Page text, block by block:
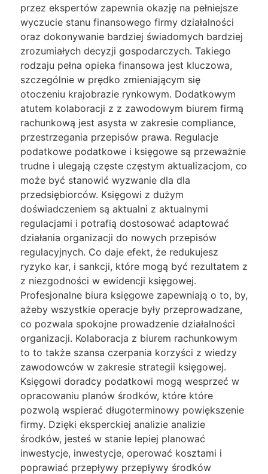
przez ekspertów zapewnia okazję na pełniejsze
wyczucie stanu finansowego firmy działalności
oraz dokonywanie bardziej świadomych bardziej
zrozumiałych decyzji gospodarczych. Takiego
rodzaju pełna opieka finansowa jest kluczowa,
szczególnie w prędko zmieniającym się
otoczeniu krajobrazie rynkowym. Dodatkowym
atutem kolaboracji z z zawodowym biurem firmą
rachunkową jest asysta w zakresie compliance,
przestrzegania przepisów prawa. Regulacje
podatkowe podatkowe i księgowe są przeważnie
trudne i ulegają częste częstym aktualizacjom, co
może być stanowić wyzwanie dla dla
przedsiębiorców. Księgowi z dużym
doświadczeniem są aktualni z aktualnymi
regulacjami i potrafią dostosować adaptować
działania organizacji do nowych przepisów
regulacyjnych. Co daje efekt, że redukujesz
ryzyko kar, i sankcji, które mogą być rezultatem z
z niezgodności w ewidencji księgowej.
Profesjonalne biura księgowe zapewniają o to, by,
ażeby wszystkie operacje były przeprowadzane,
co pozwala spokojne prowadzenie działalności
organizacji. Kolaboracja z biurem rachunkowym
to to także szansa czerpania korzyści z wiedzy
zawodowców w zakresie strategii księgowej.
Księgowi doradcy podatkowi mogą wesprzeć w
opracowaniu planów środków, które które
pozwolą wspierać długoterminowy powiększenie
firmy. Dzięki eksperckiej analizie analizie
środków, jesteś w stanie lepiej planować
inwestycje, inwestycje, operować kosztami i
poprawiać przepływy przepływy środków